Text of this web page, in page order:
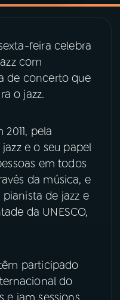
feira celebra
com
de concerto que
o jazz.
pela
e o seu papel
em todos
da música, e
de jazz e
da UNESCO,
participado
do